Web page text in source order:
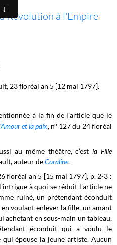
Révolution à l'Empire
23 floréal an 5 [12 mai 1797].
à la fin de l'article que le
et la paix, n° 127 du 24 floréal
au même théâtre, c’estla Fille
auteur deCoraline.
floréal an 5 [15 mai 1797], p. 2-3 :
à quoi se réduit l'article ne
ruiné, un prétendant éconduit
voulant enlever la fille, un amant
en sous-main un tableau,
éconduit qui a voulu le
épouse la jeune artiste. Aucun